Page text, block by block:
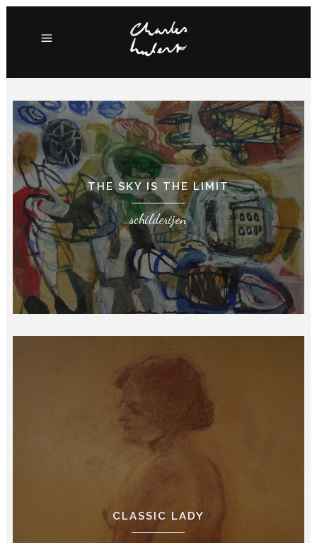
THE SKY IS THE LIMIT
schilderijen
CLASSIC LADY